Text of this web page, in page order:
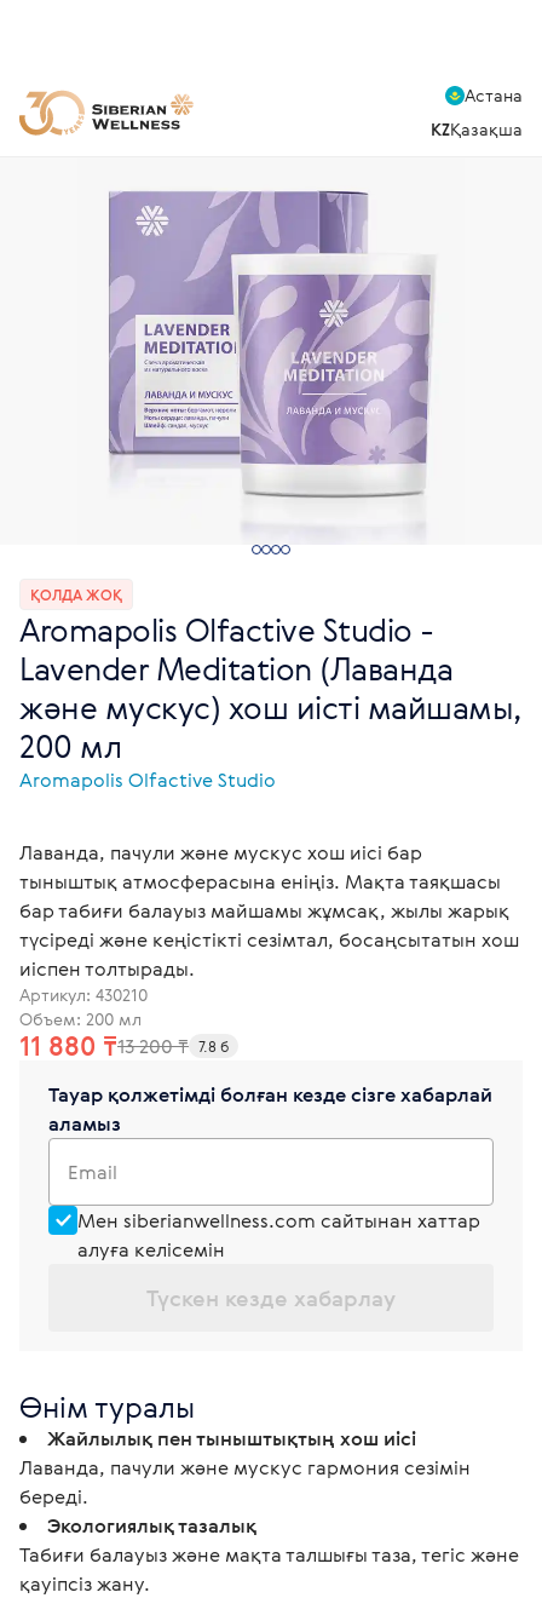
Астана
KZҚазақша
ҚОЛДА ЖОҚ
Aromapolis Olfactive Studio -
Lavender Meditation (Лаванда
және мускус) хош иісті майшамы,
200 мл
Aromapolis Olfactive Studio
Лаванда, пачули және мускус хош иісі бар
тыныштық атмосферасына еніңіз. Мақта таяқшасы
бар табиғи балауыз майшамы жұмсақ, жылы жарық
түсіреді және кеңістікті сезімтал, босаңсытатын хош
иіспен толтырады.
Артикул: 430210
Объем: 200 мл
11 880 ₸13 200 ₸ 7.8 б
Тауар қолжетімді болған кезде сізге хабарлай
аламыз
Email
Мен siberianwellness.com сайтынан хаттар
алуға келісемін
Түскен кезде хабарлау
Өнім туралы
Жайлылық пен тыныштықтың хош иісі
Лаванда, пачули және мускус гармония сезімін
береді.
Экологиялық тазалық
Табиғи балауыз және мақта талшығы таза, тегіс және
қауіпсіз жану.